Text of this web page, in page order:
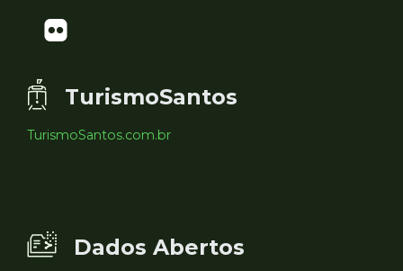
TurismoSantos
TurismoSantos.com.br
Dados Abertos